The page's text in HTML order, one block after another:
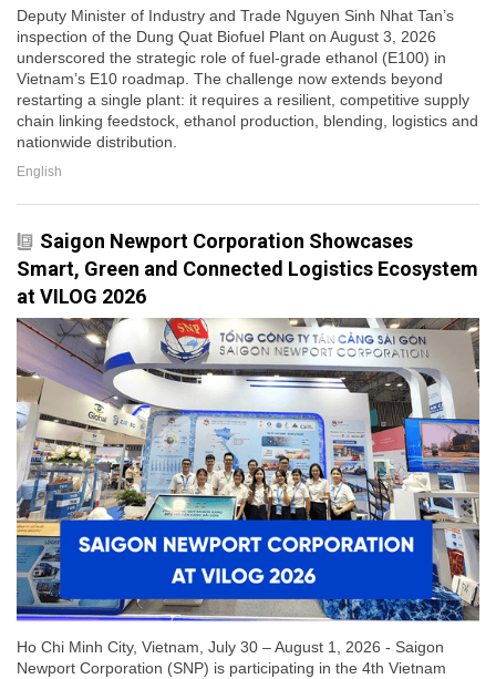
Deputy Minister of Industry and Trade Nguyen Sinh Nhat Tan’s
inspection of the Dung Quat Biofuel Plant on August 3, 2026
underscored the strategic role of fuel-grade ethanol (E100) in
Vietnam’s E10 roadmap. The challenge now extends beyond
restarting a single plant: it requires a resilient, competitive supply
chain linking feedstock, ethanol production, blending, logistics and
nationwide distribution.
English
Saigon Newport Corporation Showcases
Smart, Green and Connected Logistics Ecosystem
at VILOG 2026
Ho Chi Minh City, Vietnam, July 30 – August 1, 2026 - Saigon
Newport Corporation (SNP) is participating in the 4th Vietnam